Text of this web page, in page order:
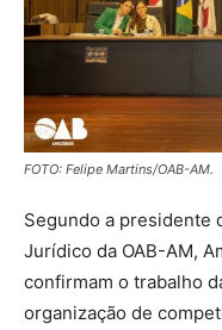
FOTO: Felipe Martins/OAB-AM.
Segundo a presidente
Jurídico da OAB-AM,
confirmam o trabalho
organização de